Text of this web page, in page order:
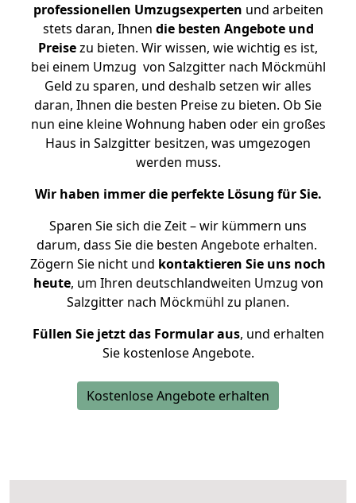
professionellen Umzugsexperten und arbeiten
stets daran, Ihnen die besten Angebote und
Preisezu bieten. Wir wissen, wie wichtig es ist,
bei einem Umzug von Salzgitter nach Möckmühl
Geld zu sparen, und deshalb setzen wir alles
daran, Ihnen die besten Preise zu bieten. Ob Sie
nun eine kleine Wohnung haben oder ein großes
Haus in Salzgitter besitzen, was umgezogen
werden muss.
Wir haben immer die perfekte Lösung für Sie.
Sparen Sie sich die Zeit – wir kümmern uns
darum, dass Sie die besten Angebote erhalten.
Zögern Sie nicht und kontaktieren Sie uns noch
heute, um Ihren deutschlandweiten Umzug von
Salzgitter nach Möckmühl zu planen.
Füllen Sie jetzt das Formular aus, und erhalten
Sie kostenlose Angebote.
Kostenlose Angebote erhalten